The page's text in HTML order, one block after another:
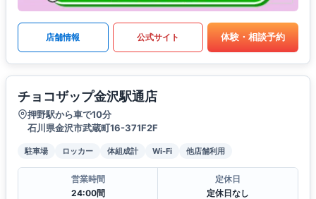
店舗情報 公式サイト 体験・相談予約
チョコザップ金沢駅通店
押野駅から車で10分
石川県金沢市武蔵町16-371F2F
駐車場 ロッカー 体組成計 Wi-Fi 他店舗利用
営業時間
24:00間
定休日
定休日なし